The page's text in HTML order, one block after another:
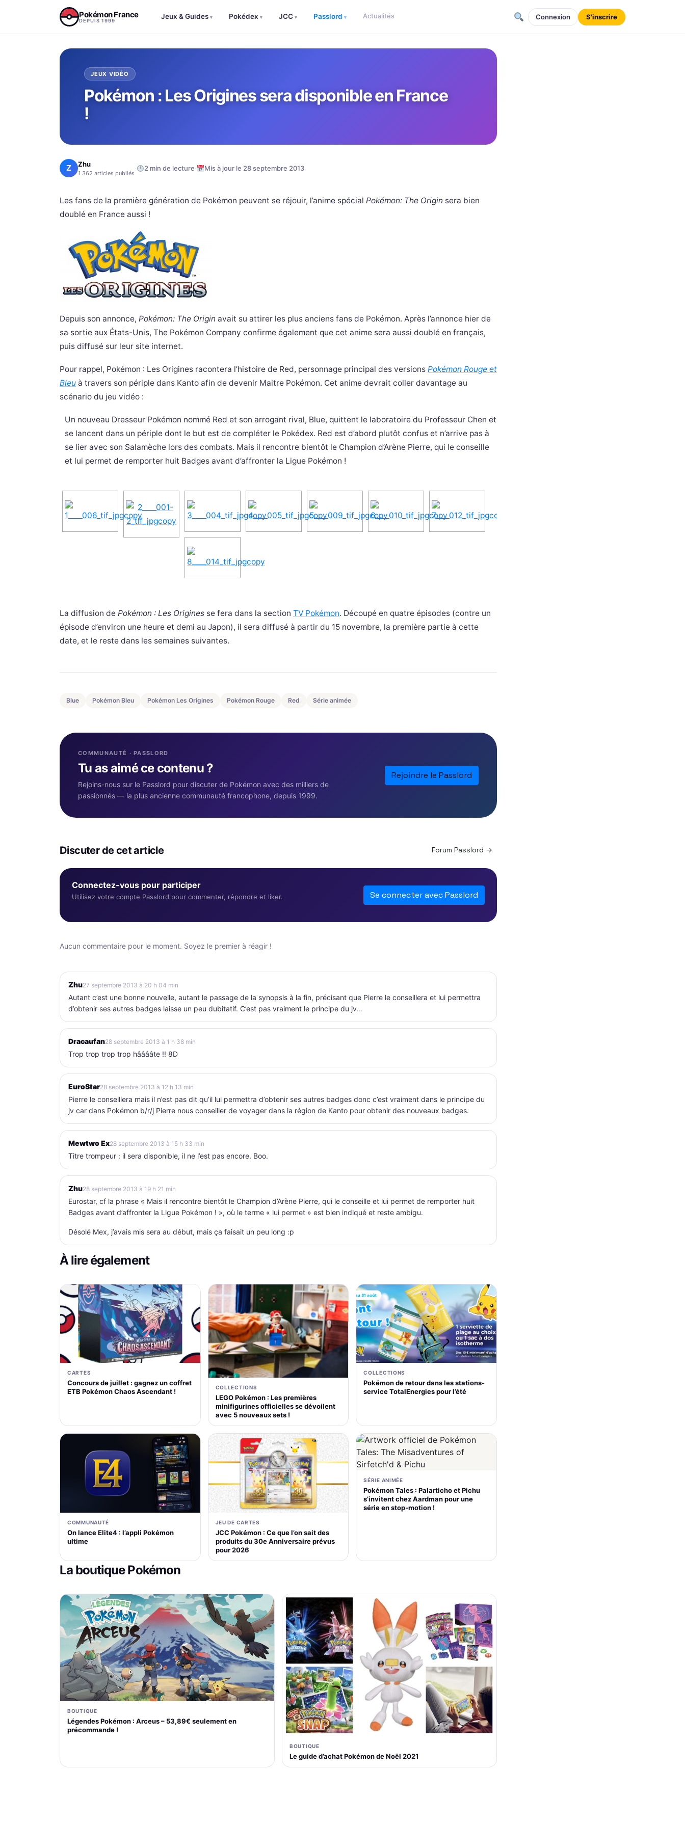
Pokémon France
DEPUIS 1999
Jeux & Guides ▾ Pokédex ▾ JCC ▾ Passlord ▾ Actualités Connexion S'inscrire
JEUX VIDÉO
Pokémon : Les Origines sera disponible en France
!
Z Zhu
1 362 articles publiés · 2 min de lecture· Mis à jour le 28 septembre 2013
Les fans de la première génération de Pokémon peuvent se réjouir, l’anime spécial Pokémon: The Origin sera bien
doublé en France aussi !
Depuis son annonce, Pokémon: The Origin avait su attirer les plus anciens fans de Pokémon. Après l’annonce hier de
sa sortie aux États-Unis, The Pokémon Company confirme également que cet anime sera aussi doublé en français,
puis diffusé sur leur site internet.
Pour rappel, Pokémon : Les Origines racontera l’histoire de Red, personnage principal des versions Pokémon Rouge et
Bleu à travers son périple dans Kanto afin de devenir Maitre Pokémon. Cet anime devrait coller davantage au
scénario du jeu vidéo :
Un nouveau Dresseur Pokémon nommé Red et son arrogant rival, Blue, quittent le laboratoire du Professeur Chen et
se lancent dans un périple dont le but est de compléter le Pokédex. Red est d’abord plutôt confus et n’arrive pas à
se lier avec son Salamèche lors des combats. Mais il rencontre bientôt le Champion d’Arène Pierre, qui le conseille
et lui permet de remporter huit Badges avant d’affronter la Ligue Pokémon !
La diffusion de Pokémon : Les Origines se fera dans la section TV Pokémon. Découpé en quatre épisodes (contre un
épisode d’environ une heure et demi au Japon), il sera diffusé à partir du 15 novembre, la première partie à cette
date, et le reste dans les semaines suivantes.
Blue Pokémon Bleu Pokémon Les Origines Pokémon Rouge Red Série animée
COMMUNAUTÉ · PASSLORD
Tu as aimé ce contenu ?
Rejoins-nous sur le Passlord pour discuter de Pokémon avec des milliers de
passionnés — la plus ancienne communauté francophone, depuis 1999.
Rejoindre le Passlord
Discuter de cet article Forum Passlord →
Connectez-vous pour participer
Utilisez votre compte Passlord pour commenter, répondre et liker. Se connecter avec Passlord
Aucun commentaire pour le moment. Soyez le premier à réagir !
Zhu27 septembre 2013 à 20 h 04 min
Autant c’est une bonne nouvelle, autant le passage de la synopsis à la fin, précisant que Pierre le conseillera et lui permettra
d’obtenir ses autres badges laisse un peu dubitatif. C’est pas vraiment le principe du jv…
Dracaufan28 septembre 2013 à 1 h 38 min
Trop trop trop trop hââââte !! 8D
EuroStar28 septembre 2013 à 12 h 13 min
Pierre le conseillera mais il n’est pas dit qu’il lui permettra d’obtenir ses autres badges donc c’est vraiment dans le principe du
jv car dans Pokémon b/r/j Pierre nous conseiller de voyager dans la région de Kanto pour obtenir des nouveaux badges.
Mewtwo Ex28 septembre 2013 à 15 h 33 min
Titre trompeur : il sera disponible, il ne l’est pas encore. Boo.
Zhu28 septembre 2013 à 19 h 21 min
Eurostar, cf la phrase « Mais il rencontre bientôt le Champion d’Arène Pierre, qui le conseille et lui permet de remporter huit
Badges avant d’affronter la Ligue Pokémon ! », où le terme « lui permet » est bien indiqué et reste ambigu.
Désolé Mex, j’avais mis sera au début, mais ça faisait un peu long :p
À lire également
CARTES
Concours de juillet : gagnez un coffret
ETB Pokémon Chaos Ascendant !
COLLECTIONS
LEGO Pokémon : Les premières
minifigurines officielles se dévoilent
avec 5 nouveaux sets !
COLLECTIONS
Pokémon de retour dans les stations-
service TotalEnergies pour l’été
COMMUNAUTÉ
On lance Elite4 : l’appli Pokémon
ultime
JEU DE CARTES
JCC Pokémon : Ce que l’on sait des
produits du 30e Anniversaire prévus
pour 2026
SÉRIE ANIMÉE
Pokémon Tales : Palarticho et Pichu
s’invitent chez Aardman pour une
série en stop-motion !
La boutique Pokémon
BOUTIQUE
Légendes Pokémon : Arceus – 53,89€ seulement en
précommande !
BOUTIQUE
Le guide d’achat Pokémon de Noël 2021